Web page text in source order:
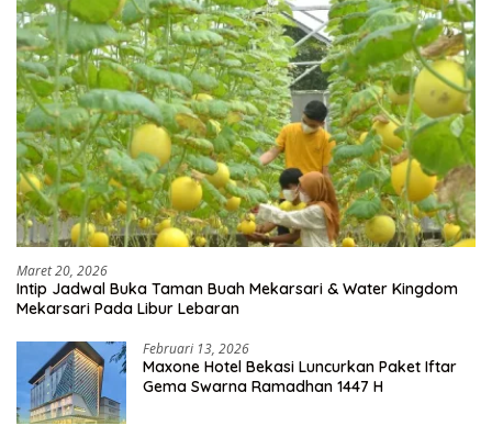
Maret 20, 2026
Intip Jadwal Buka Taman Buah Mekarsari & Water Kingdom
Mekarsari Pada Libur Lebaran
Februari 13, 2026
Maxone Hotel Bekasi Luncurkan Paket Iftar
Gema Swarna Ramadhan 1447 H